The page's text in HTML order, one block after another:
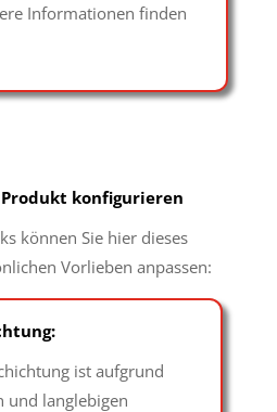
Informationen finden
konfigurieren
können Sie hier dieses
Vorlieben anpassen:
ist aufgrund
und langlebigen